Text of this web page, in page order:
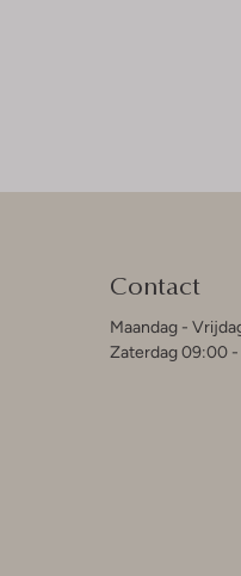
Contact
Maandag -
Zaterdag 09:00